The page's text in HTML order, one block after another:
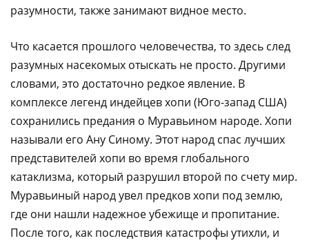
разумности, также занимают видное место.
Что касается прошлого человечества, то здесь след
разумных насекомых отыскать не просто. Другими
словами, это достаточно редкое явление. В
комплексе легенд индейцев хопи (Юго-запад США)
сохранились предания о Муравьином народе. Хопи
называли его Ану Синому. Этот народ спас лучших
представителей хопи во время глобального
катаклизма, который разрушил второй по счету мир.
Муравьиный народ увел предков хопи под землю,
где они нашли надежное убежище и пропитание.
После того, как последствия катастрофы утихли, и